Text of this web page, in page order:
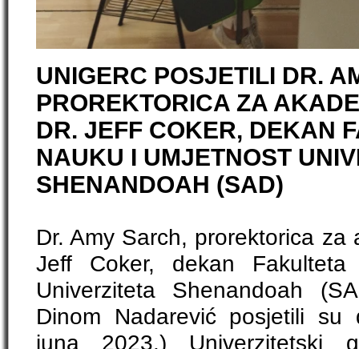
UNIGERC POSJETILI DR.
PROREKTORICA ZA
DR. JEFF COKER, DEKAN
NAUKU I UMJETNOST
SHENANDOAH (SAD)
Dr. Amy Sarch, prorektorica za
Jeff Coker, dekan
Univerziteta Shenandoah
Dinom Nadarević posjetili su
juna 2023.) Univerzitetski